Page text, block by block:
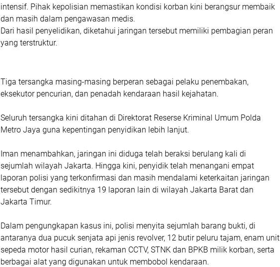
intensif. Pihak kepolisian memastikan kondisi korban kini berangsur membaik
dan masih dalam pengawasan medis.
‎Dari hasil penyelidikan, diketahui jaringan tersebut memiliki pembagian peran
yang terstruktur.
‎Tiga tersangka masing-masing berperan sebagai pelaku penembakan,
eksekutor pencurian, dan penadah kendaraan hasil kejahatan.
‎Seluruh tersangka kini ditahan di Direktorat Reserse Kriminal Umum Polda
Metro Jaya guna kepentingan penyidikan lebih lanjut.
‎Iman menambahkan, jaringan ini diduga telah beraksi berulang kali di
sejumlah wilayah Jakarta. Hingga kini, penyidik telah menangani empat
laporan polisi yang terkonfirmasi dan masih mendalami keterkaitan jaringan
tersebut dengan sedikitnya 19 laporan lain di wilayah Jakarta Barat dan
Jakarta Timur.
‎Dalam pengungkapan kasus ini, polisi menyita sejumlah barang bukti, di
antaranya dua pucuk senjata api jenis revolver, 12 butir peluru tajam, enam unit
sepeda motor hasil curian, rekaman CCTV, STNK dan BPKB milik korban, serta
berbagai alat yang digunakan untuk membobol kendaraan.